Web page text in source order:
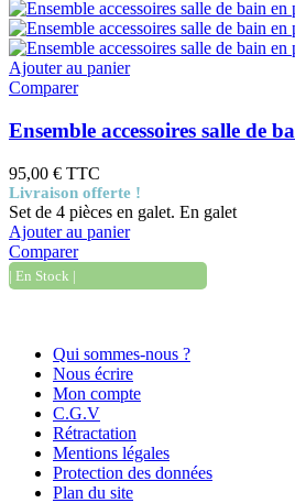
Ajouter au panier
Comparer
Ensemble accessoires salle de
95,00 € TTC
Livraison offerte !
Set de 4 pièces en galet. En galet
Ajouter au panier
Comparer
| En Stock |
Qui sommes-nous ?
Nous écrire
Mon compte
C.G.V
Rétractation
Mentions légales
Protection des données
Plan du site